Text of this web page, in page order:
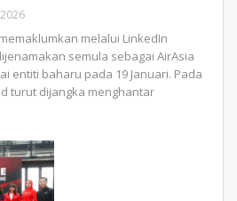
melalui LinkedIn
semula sebagai AirAsia
entiti baharu pada 19 Januari. Pada
turut dijangka menghantar